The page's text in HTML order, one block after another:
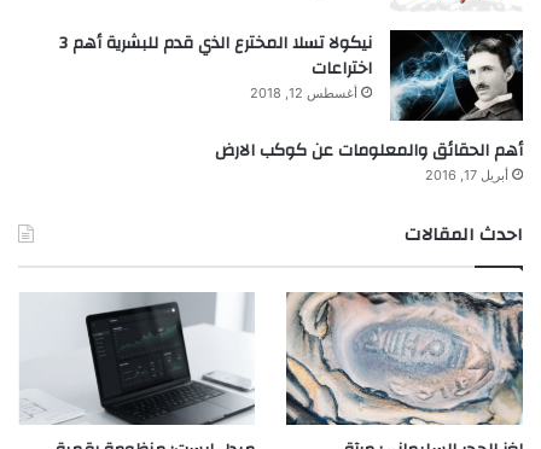
نيكولا تسلا المخترع الذي قدم للبشرية أهم 3
اختراعات
أغسطس 12, 2018
أهم الحقائق والمعلومات عن كوكب الارض
أبريل 17, 2016
احدث المقالات